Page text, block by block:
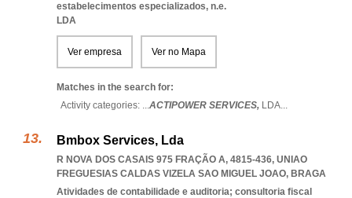
estabelecimentos especializados, n.e.
LDA
Ver empresa Ver no Mapa
Matches in the search for:
Activity categories: ...ACTIPOWER SERVICES, LDA...
Bmbox Services, Lda
R NOVA DOS CASAIS 975 FRAÇÃO A, 4815-436, UNIAO
FREGUESIAS CALDAS VIZELA SAO MIGUEL JOAO, BRAGA
Atividades de contabilidade e auditoria; consultoria fiscal